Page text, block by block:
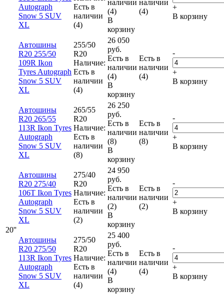
20''
Autograph
Snow 5 SUV
XL
Есть в
наличии
(4)
наличии
(4)
В
корзину
наличии
(4)
+
В корзину
Автошины
R20 255/50
109R Ikon
Tyres Autograph
Snow 5 SUV
XL
255/50
R20
Наличие:
Есть в
наличии
(4)
26 050
руб.
Есть в
наличии
(4)
В
корзину
Есть в
наличии
(4)
-
+
В корзину
Автошины
R20 265/55
113R Ikon Tyres
Autograph
Snow 5 SUV
XL
265/55
R20
Наличие:
Есть в
наличии
(8)
26 250
руб.
Есть в
наличии
(8)
В
корзину
Есть в
наличии
(8)
-
+
В корзину
Автошины
R20 275/40
106T Ikon Tyres
Autograph
Snow 5 SUV
XL
275/40
R20
Наличие:
Есть в
наличии
(2)
24 950
руб.
Есть в
наличии
(2)
В
корзину
Есть в
наличии
(2)
-
+
В корзину
Автошины
R20 275/50
113R Ikon Tyres
Autograph
Snow 5 SUV
XL
275/50
R20
Наличие:
Есть в
наличии
(4)
25 400
руб.
Есть в
наличии
(4)
В
корзину
Есть в
наличии
(4)
-
+
В корзину